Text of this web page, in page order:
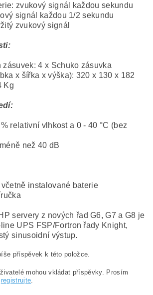
zvukový signál každou sekundu
signál každou 1/2 sekundu
zvukový signál
zásuvek: 4 x Schuko zásuvka
x šířka x výška): 320 x 130 x 182
Kg
relativní vlhkost a 0 - 40 °C (bez
než 40 dB
instalované baterie
servery z nových řad G6, G7 a G8 je
UPS FSP/Fortron řady Knight,
sinusoidní výstup.
příspěvek k této položce.
mohou vkládat příspěvky. Prosím
registrujte.